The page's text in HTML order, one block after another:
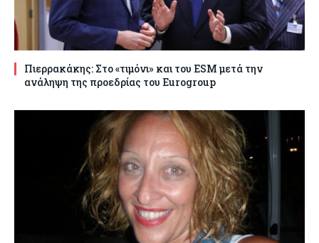
Πιερρακάκης: Στο «τιμόνι» και του ESM μετά την
ανάληψη της προεδρίας του Eurogroup